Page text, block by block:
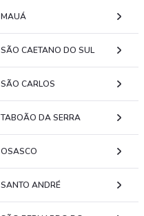
MAUÁ
SÃO CAETANO DO SUL
SÃO CARLOS
TABOÃO DA SERRA
OSASCO
SANTO ANDRÉ